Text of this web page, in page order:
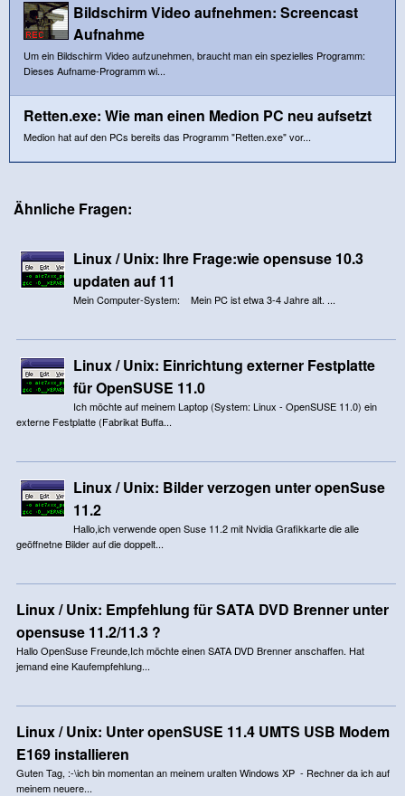
Bildschirm Video aufnehmen: Screencast
Aufnahme
Um ein Bildschirm Video aufzunehmen, braucht man ein spezielles Programm:
Dieses Aufname-Programm wi...
Retten.exe: Wie man einen Medion PC neu aufsetzt
Medion hat auf den PCs bereits das Programm "Retten.exe" vor...
Ähnliche Fragen:
Linux / Unix: Ihre Frage:wie opensuse 10.3
updaten auf 11
Mein Computer-System: Mein PC ist etwa 3-4 Jahre alt. ...
Linux / Unix: Einrichtung externer Festplatte
für OpenSUSE 11.0
Ich möchte auf meinem Laptop (System: Linux - OpenSUSE 11.0) ein
externe Festplatte (Fabrikat Buffa...
Linux / Unix: Bilder verzogen unter openSuse
11.2
Hallo,ich verwende open Suse 11.2 mit Nvidia Grafikkarte die alle
geöffnetne Bilder auf die doppelt...
Linux / Unix: Empfehlung für SATA DVD Brenner unter
opensuse 11.2/11.3 ?
Hallo OpenSuse Freunde,Ich möchte einen SATA DVD Brenner anschaffen. Hat
jemand eine Kaufempfehlung...
Linux / Unix: Unter openSUSE 11.4 UMTS USB Modem
E169 installieren
Guten Tag, :-\ich bin momentan an meinem uralten Windows XP - Rechner da ich auf
meinem neuere...